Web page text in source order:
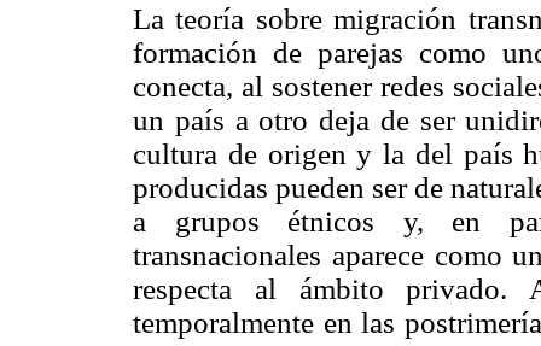
La teoría sobre migración
formación de parejas como
conecta, al sostener redes
un país a otro deja de ser
cultura de origen y la del país
producidas pueden ser de
a grupos étnicos y, en
transnacionales aparece como
respecta al ámbito privado.
temporalmente en las